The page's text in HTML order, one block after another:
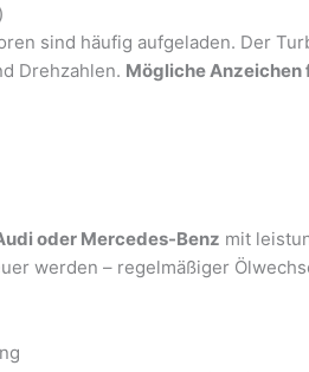
sind häufig aufgeladen. Der
Drehzahlen. Mögliche Anzeichen
oder Mercedes-Benz mit
werden – regelmäßiger